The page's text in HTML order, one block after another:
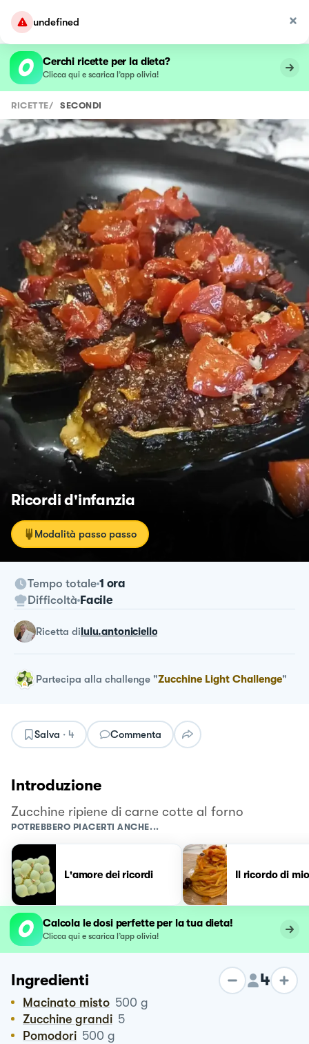
undefined
Cerchi ricette per la dieta?
Clicca qui e scarica l’app olivia!
RICETTE/ SECONDI
Ricordi d'infanzia
Modalità passo passo
Tempo totale 1 ora
Difficoltà Facile
ricetta dilulu.antoniciello
Partecipa alla challenge "Zucchine Light Challenge"
Salva · 4 Commenta
Introduzione
Zucchine ripiene di carne cotte al forno
POTREBBERO PIACERTI ANCHE...
L'amore dei ricordi Il ricordo di
Calcola le dosi perfette per la tua dieta!
Clicca qui e scarica l’app olivia!
Ingredienti 4
Macinato misto 500 g
Zucchine grandi 5
Pomodori 500 g